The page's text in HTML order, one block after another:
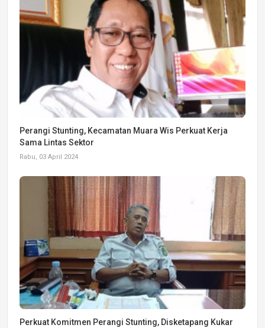
Perangi Stunting, Kecamatan Muara Wis Perkuat Kerja
Sama Lintas Sektor
Rabu, 03 April 2024
Perkuat Komitmen Perangi Stunting, Disketapang Kukar